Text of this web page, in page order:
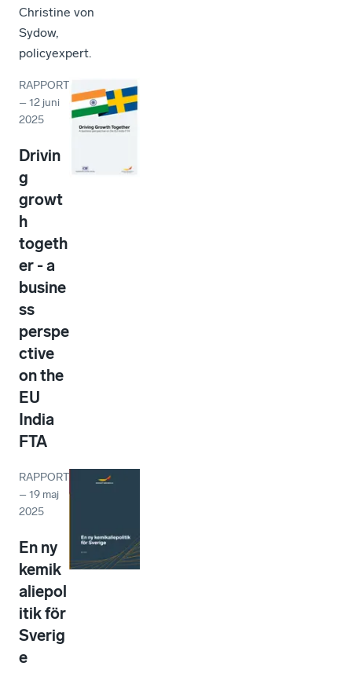
Christine von
Sydow,
policyexpert.
RAPPORT
–12 juni
2025
Drivin
g
growt
h
togeth
er - a
busine
ss
perspe
ctive
on the
EU
India
FTA
RAPPORT
–19 maj
2025
En ny
kemik
aliepol
itik för
Sverig
e